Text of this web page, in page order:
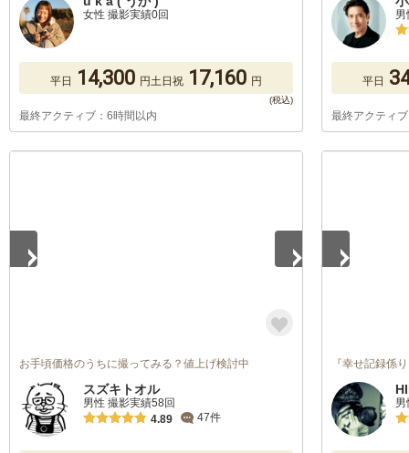
女性 撮影実績0回
平日 14,300 円土日祝 17,160 円
最終アクティブ：6時間以内
男
平日
最終アクティ
お手頃価格のうちに撮ってみる？値上げ検討中
スズキトオル
男性 撮影実績58回
4.89
47件
『幸せ記録係